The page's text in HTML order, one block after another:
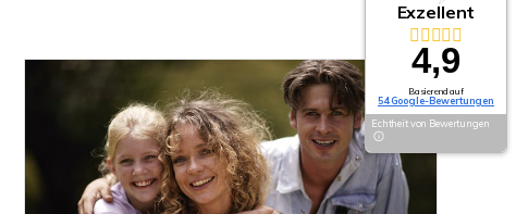
Exzellent
4,9
Basierend auf
54 Google-Bewertungen
Echtheit von Bewertungen